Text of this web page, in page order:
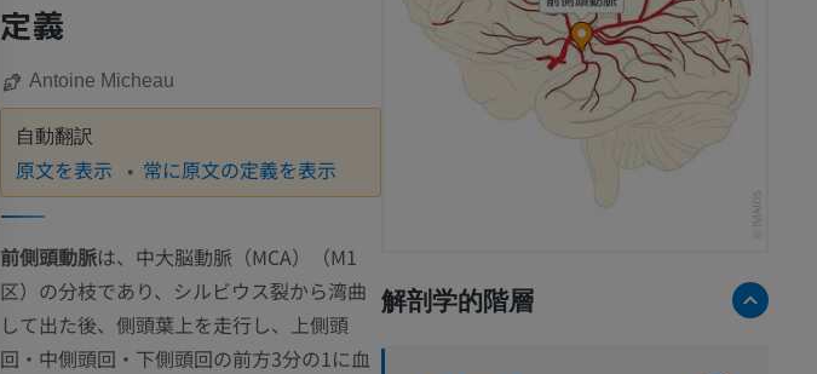
定義
Antoine Micheau
自動翻訳
原文を表示 常に原文の定義を表示
前側頭動脈は、中大脳動脈（MCA）（M1
区）の分枝であり、シルビウス裂から湾曲
して出た後、側頭葉上を走行し、上側頭
回・中側頭回・下側頭回の前方3分の1に血
解剖学的階層